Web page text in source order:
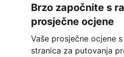
Brzo započnite s
prosječne ocjene
Vaše prosječne ocjene
stranica za putovanja